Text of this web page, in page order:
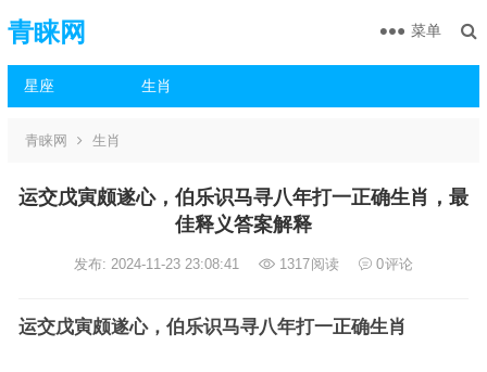
青睐网
星座 生肖
菜单
青睐网 生肖
运交戊寅颇遂心，伯乐识马寻八年打一正确生肖，最
佳释义答案解释
发布: 2024-11-23 23:08:41 1317阅读 0评论
运交戊寅颇遂心，伯乐识马寻八年打一正确生肖